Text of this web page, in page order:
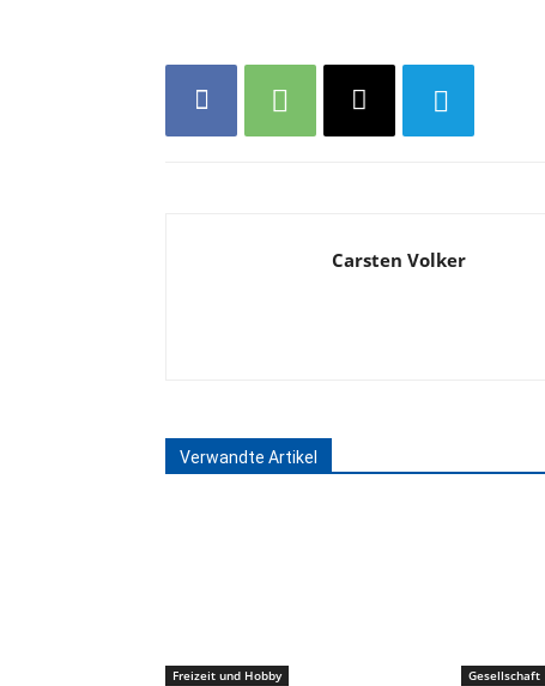
Carsten Volker
Verwandte Artikel
Freizeit und Hobby Gesellschaft